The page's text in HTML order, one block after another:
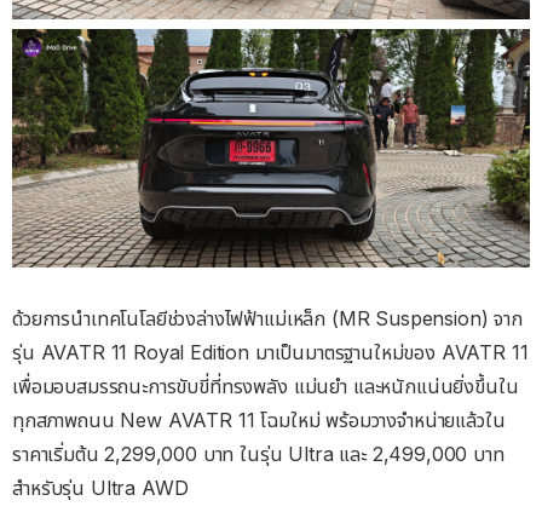
ด้วยการนำเทคโนโลยีช่วงล่างไฟฟ้าแม่เหล็ก (MR Suspension) จาก
รุ่น AVATR 11 Royal Edition มาเป็นมาตรฐานใหม่ของ AVATR 11
เพื่อมอบสมรรถนะการขับขี่ที่ทรงพลัง แม่นยำ และหนักแน่นยิ่งขึ้นใน
ทุกสภาพถนน New AVATR 11 โฉมใหม่ พร้อมวางจำหน่ายแล้วใน
ราคาเริ่มต้น 2,299,000 บาท ในรุ่น Ultra และ 2,499,000 บาท
สำหรับรุ่น Ultra AWD